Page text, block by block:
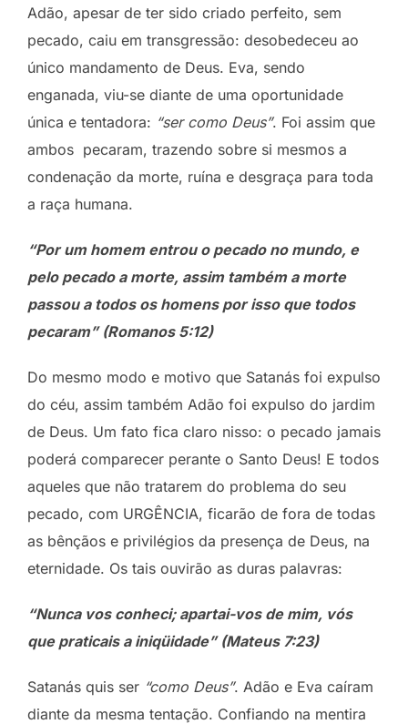
Adão, apesar de ter sido criado perfeito, sem
pecado, caiu em transgressão: desobedeceu ao
único mandamento de Deus. Eva, sendo
enganada, viu-se diante de uma oportunidade
única e tentadora: “ser como Deus”. Foi assim que
ambos pecaram, trazendo sobre si mesmos a
condenação da morte, ruína e desgraça para toda
a raça humana.
“Por um homem entrou o pecado no mundo, e
pelo pecado a morte, assim também a morte
passou a todos os homens por isso que todos
pecaram” (Romanos 5:12)
Do mesmo modo e motivo que Satanás foi expulso
do céu, assim também Adão foi expulso do jardim
de Deus. Um fato fica claro nisso: o pecado jamais
poderá comparecer perante o Santo Deus! E todos
aqueles que não tratarem do problema do seu
pecado, com URGÊNCIA, ficarão de fora de todas
as bênçãos e privilégios da presença de Deus, na
eternidade. Os tais ouvirão as duras palavras:
“Nunca vos conheci; apartai-vos de mim, vós
que praticais a iniqüidade” (Mateus 7:23)
Satanás quis ser “como Deus”. Adão e Eva caíram
diante da mesma tentação. Confiando na mentira